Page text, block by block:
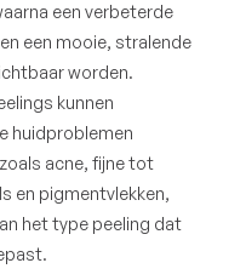
een verbeterde
een mooie, stralende
worden.
kunnen
huidproblemen
acne, fijne tot
en pigmentvlekken,
het type peeling dat